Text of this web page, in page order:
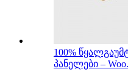
100%
პანელები –